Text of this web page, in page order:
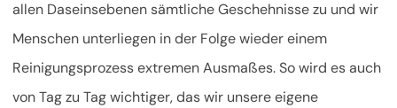
allen Daseinsebenen sämtliche Geschehnisse zu und wir
Menschen unterliegen in der Folge wieder einem
Reinigungsprozess extremen Ausmaßes. So wird es auch
von Tag zu Tag wichtiger, das wir unsere eigene